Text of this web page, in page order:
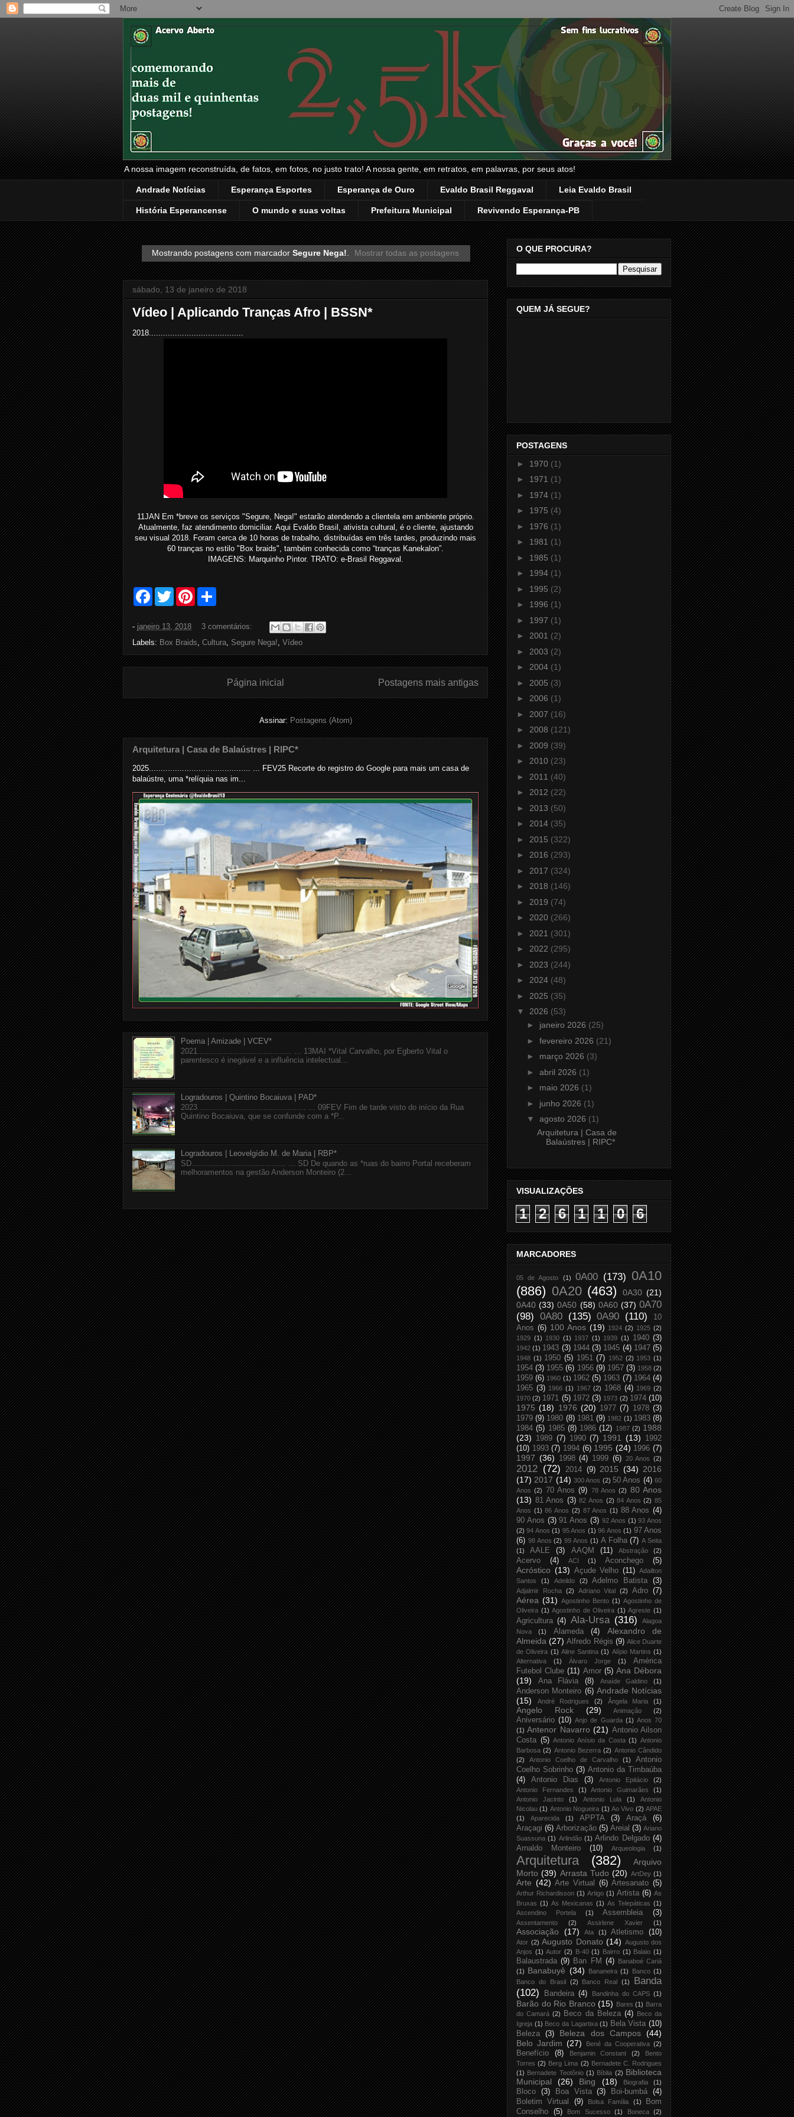
A nossa imagem reconstruída, de fatos, em fotos, no justo trato! A nossa gente, em retratos, em palavras, por seus atos!
Andrade Notícias Esperança Esportes Esperança de Ouro Evaldo Brasil Reggaval Leia Evaldo Brasil
História Esperancense O mundo e suas voltas Prefeitura Municipal Revivendo Esperança-PB
Mostrando postagens com marcadorSegure Nega!. Mostrar todas as postagens
sábado, 13 de janeiro de 2018
Vídeo | Aplicando Tranças Afro | BSSN*
2018........................................
11JAN Em *breve os serviços "Segure, Nega!" estarão atendendo a clientela em ambiente próprio.
Atualmente, faz atendimento domiciliar. Aqui Evaldo Brasil, ativista cultural, é o cliente, ajustando
seu visual 2018. Foram cerca de 10 horas de trabalho, distribuídas em três tardes, produzindo mais
60 tranças no estilo "Box braids", também conhecida como “tranças Kanekalon”.
IMAGENS: Marquinho Pintor. TRATO: e-Brasil Reggaval.
F
b
o
k
T
w
t
e
P
r
e
s
t
e
- janeiro 13, 2018
3 comentários:
Labels: Box Braids, Cultura, Segure Nega!, Vídeo
Postagens mais antigas
Página inicial
Assinar:Postagens (Atom)
Arquitetura | Casa de Balaústres | RIPC*
2025........................................... ... FEV25 Recorte do registro do Google para mais um casa de
balaústre, uma *relíquia nas im...
Poema | Amizade | VCEV*
2021........................................ ... 13MAI *Vital Carvalho, por Egberto Vital o
parentesco é inegável e a influência intelectual...
Logradouros | Quintino Bocaiuva | PAD*
2023.............................................. ... 09FEV Fim de tarde visto do início da Rua
Quintino Bocaiuva, que se confunde com a *P...
Logradouros | Leovelgídio M. de Maria | RBP*
SD........................................ ... SD De quando as *ruas do bairro Portal receberam
melhoramentos na gestão Anderson Monteiro (2...
O QUE PROCURA?
QUEM JÁ SEGUE?
POSTAGENS
► 1970 (1)
► 1971 (1)
► 1974 (1)
► 1975 (4)
► 1976 (1)
► 1981 (1)
► 1985 (1)
► 1994 (1)
► 1995 (2)
► 1996 (1)
► 1997 (1)
► 2001 (2)
► 2003 (2)
► 2004 (1)
► 2005 (3)
► 2006 (1)
► 2007 (16)
► 2008 (121)
► 2009 (39)
► 2010 (23)
► 2011 (40)
► 2012 (22)
► 2013 (50)
► 2014 (35)
► 2015 (322)
► 2016 (293)
► 2017 (324)
► 2018 (146)
► 2019 (74)
► 2020 (266)
► 2021 (301)
► 2022 (295)
► 2023 (244)
► 2024 (48)
► 2025 (35)
▼ 2026 (53)
► janeiro 2026 (25)
► fevereiro 2026 (21)
► março 2026 (3)
► abril 2026 (1)
► maio 2026 (1)
► junho 2026 (1)
▼ agosto 2026 (1)
Arquitetura | Casa de
Balaústres | RIPC*
VISUALIZAÇÕES
1 2 6 1 1 0 6
MARCADORES
05 de Agosto (1) 0A00 (173) 0A10
(886) 0A20 (463) 0A30 (21)
0A40 (33) 0A50 (58) 0A60 (37) 0A70
(98) 0A80 (135) 0A90 (110)
10
Anos (6) 100 Anos (19) 1924 (2) 1925 (2)
1929 (1) 1930 (1) 1937 (1) 1939 (1) 1940 (3)
1942 (1) 1943 (3) 1944 (3) 1945 (4) 1947 (5)
1948 (1) 1950 (5) 1951 (7) 1952 (2) 1953 (1)
1954 (3) 1955 (6) 1956 (9) 1957 (3) 1958 (2)
1959 (6) 1960 (1) 1962 (5) 1963 (7) 1964 (4)
1965 (3) 1966 (1) 1967 (2) 1968 (4) 1969 (2)
1970 (2) 1971 (5) 1972 (3) 1973 (2) 1974 (10)
1975 (18) 1976 (20) 1977 (7) 1978 (3)
1979 (9) 1980 (8) 1981 (9) 1982 (1) 1983 (8)
1984 (5) 1985 (8) 1986 (12) 1987 (2) 1988
(23)
1989 (7) 1990 (7) 1991 (13)
1992
(10) 1993 (7) 1994 (6) 1995 (24) 1996 (7)
1997 (36) 1998 (4) 1999 (6) 20 Anos (2)
2012 (72) 2014 (9) 2015 (34) 2016
(17) 2017 (14) 300 Anos (2) 50 Anos (4) 60
Anos (2) 70 Anos (9) 78 Anos (2) 80 Anos
(13) 81 Anos (3) 82 Anos (2) 84 Anos (2) 85
Anos (1) 86 Anos (2) 87 Anos (1) 88 Anos (4)
90 Anos (3) 91 Anos (3) 92 Anos (1) 93 Anos
(2) 94 Anos (1) 95 Anos (1) 96 Anos (1) 97 Anos
(6) 98 Anos (2) 99 Anos (1) A Folha (7) A Seita
(1)
AALE (3) AAQM (11) Abstração (2)
Acervo (4) ACI (1) Aconchego (5)
Acróstico (13) Açude Velho (11) Adailton
Santos
(1) Adeildo (2) Adelmo Batista (3)
Adjalmir Rocha (2) Adriano Vital (2) Adro (7)
Aérea (31) Agostinho Bento (1) Agostinho de
Oliveira (1) Agostinho de Oliveira (1) Agreste (1)
Agricultura (4) Ala-Ursa (316)
Alagoa
Nova
(1) Alameda (4)
Alexandro de
Almeida (27) Alfredo Régis (9) Alice Duarte
de Oliveira (1) Aline Santina (1) Alípio Martins (1)
Alternativa
(1) Álvaro Jorge (1)
América
Futebol Clube (11) Amor (5) Ana Débora
(19)
Ana Flávia (8) Anaíde Galdino (1)
Anderson Monteiro (6) Andrade Notícias
(15)
André Rodrigues (2) Ângela Maria (1)
Angelo Rock (29) Animação (2)
Aniversário (10) Anjo de Guarda (1) Anos 70
(1) Antenor Navarro (21) Antonio Ailson
Costa (5) Antonio Anísio da Costa (1) Antonio
Barbosa (2) Antonio Bezerra (2) Antonio Cândido
(2)
Antonio Coelho de Carvalho (1)
Antonio
Coelho Sobrinho (3) Antonio da Timbaúba
(4)
Antonio Dias (3) Antonio Epitácio
(2)
Antonio Fernandes
(1) Antonio Guimarães
(1)
Antonio Jacinto
(1) Antonio Lula (1)
Antonio
Nicolau (1) Antonio Nogueira (1) Ao Vivo (2) APAE
(1)
Aparecida (1) APPTA (3) Araçá
(6)
Araçagi (6) Arborização (5) Areial (3) Ariano
Suassuna (1) Arlindão (1) Arlindo Delgado (4)
Arnaldo Monteiro
(10) Arqueologia (1)
Arquitetura (382)
Arquivo
Morto (39) Arrasta Tudo (20) ArtDey (1)
Arte (42) Arte Virtual (6) Artesanato (5)
Arthur Richardisson (1) Artigo (1) Artista (6) As
Bruxas (1) As Mexicanas (1) As Telepáticas (1)
Ascendino Portela
(1) Assembleia (3)
Assentamento (2) Assirlene Xavier (1)
Associação (17) Ata (1) Atletismo (10)
Ator (2) Augusto Donato (14) Augusto dos
Anjos (1) Autor (2) B-40 (1) Bairro (1) Balaio (1)
Balaustrada (9) Ban FM (4)
Banaboé Cariá
(1) Banabuyê (34) Bananeira (1) Banco (1)
Banco do Brasil
(2) Banco Real (1)
Banda
(102)
Bandeira (4) Bandinha do CAPS (1)
Barão do Rio Branco (15) Bares (1) Barra
do Camará (2) Beco da Beleza (4)
Beco da
Igreja (1) Beco da Lagartixa (1) Bela Vista (10)
Beleza
(3) Beleza dos Campos (44)
Belo Jardim (27) Bené da Cooperativa (2)
Benefício (8) Benjamin Constant (2)
Bento
Torres (2) Berg Lima (2) Bernadete C. Rodrigues
(1) Bernadete Teotônio (1) Bíblia (2) Biblioteca
Municipal
(26) Bing (18) Biografia (1)
Bloco (3) Boa Vista (3) Boi-bumbá
(4)
Boletim Virtual
(9) Bolsa Família (1)
Bom
Conselho
(5) Bom Sucesso (1) Boneca (2)